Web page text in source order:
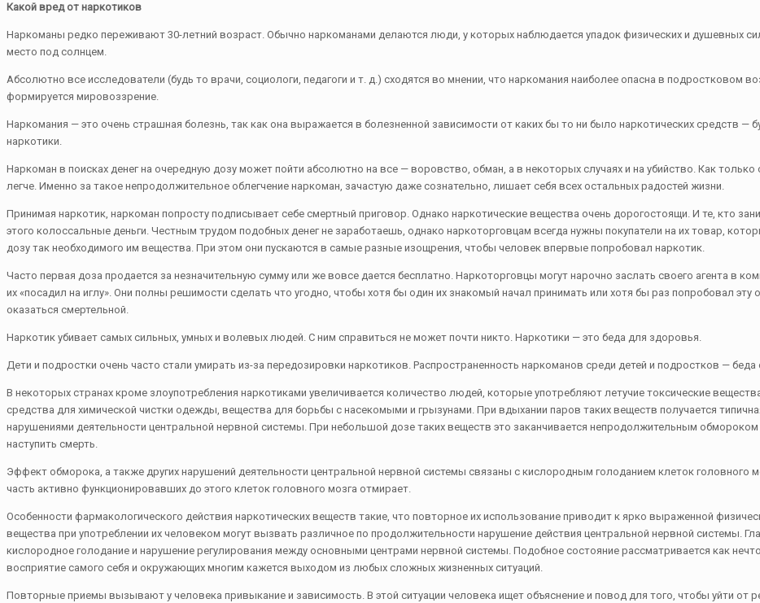
Какой вред от наркотиков
Наркоманы редко переживают 30-летний возраст. Обычно наркоманами делаются люди, у которых наблюдается упадок физических и душевных
место под солнцем.
Абсолютно все исследователи (будь то врачи, социологи, педагоги и т. д.) сходятся во мнении, что наркомания наиболее опасна в подростковом
формируется мировоззрение.
Наркомания — это очень страшная болезнь, так как она выражается в болезненной зависимости от каких бы то ни было наркотических средств —
наркотики.
Наркоман в поисках денег на очередную дозу может пойти абсолютно на все — воровство, обман, а в некоторых случаях и на убийство. Как только
легче. Именно за такое непродолжительное облегчение наркоман, зачастую даже сознательно, лишает себя всех остальных радостей жизни.
Принимая наркотик, наркоман попросту подписывает себе смертный приговор. Однако наркотические вещества очень дорогостоящи. И те, кто
этого колоссальные деньги. Честным трудом подобных денег не заработаешь, однако наркоторговцам всегда нужны покупатели на их товар,
дозу так необходимого им вещества. При этом они пускаются в самые разные изощрения, чтобы человек впервые попробовал наркотик.
Часто первая доза продается за незначительную сумму или же вовсе дается бесплатно. Наркоторговцы могут нарочно заслать своего агента в
их «посадил на иглу». Они полны решимости сделать что угодно, чтобы хотя бы один их знакомый начал принимать или хотя бы раз попробовал
оказаться смертельной.
Наркотик убивает самых сильных, умных и волевых людей. С ним справиться не может почти никто. Наркотики — это беда для здоровья.
Дети и подростки очень часто стали умирать из-за передозировки наркотиков. Распространенность наркоманов среди детей и подростков —
В некоторых странах кроме злоупотребления наркотиками увеличивается количество людей, которые употребляют летучие токсические
средства для химической чистки одежды, вещества для борьбы с насекомыми и грызунами. При вдыхании паров таких веществ получается
нарушениями деятельности центральной нервной системы. При небольшой дозе таких веществ это заканчивается непродолжительным
наступить смерть.
Эффект обморока, а также других нарушений деятельности центральной нервной системы связаны с кислородным голоданием клеток головного
часть активно функционировавших до этого клеток головного мозга отмирает.
Особенности фармакологического действия наркотических веществ такие, что повторное их использование приводит к ярко выраженной
вещества при употреблении их человеком могут вызвать различное по продолжительности нарушение действия центральной нервной системы.
кислородное голодание и нарушение регулирования между основными центрами нервной системы. Подобное состояние рассматривается как
восприятие самого себя и окружающих многим кажется выходом из любых сложных жизненных ситуаций.
Повторные приемы вызывают у человека привыкание и зависимость. В этой ситуации человека ищет объяснение и повод для того, чтобы уйти от